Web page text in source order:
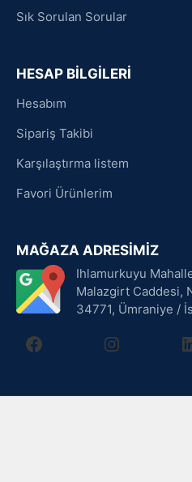
Sık Sorulan Sorular
HESAP BİLGİLERİ
Hesabım
Sipariş Takibi
Karşılaştırma listem
Favori Ürünlerim
MAĞAZA ADRESİMİZ
Ihlamurkuyu
Malazgirt Caddesi,
34771, Ümraniye /
facebook